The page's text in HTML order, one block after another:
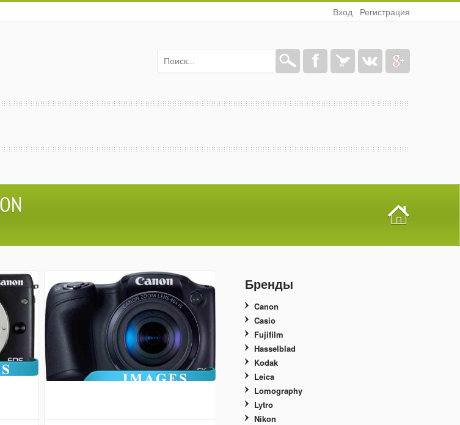
Вход Регистрация
Бренды
Canon
Casio
Fujifilm
Hasselblad
Kodak
Leica
Lomography
Lytro
Nikon